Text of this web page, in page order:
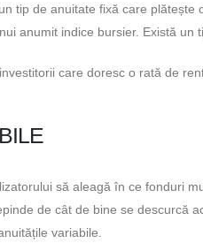
tip de anuitate fixă ​​care
anumit indice bursier. Există
care doresc o rată de
să aleagă în ce fonduri
de cât de bine se descurcă
variabile.